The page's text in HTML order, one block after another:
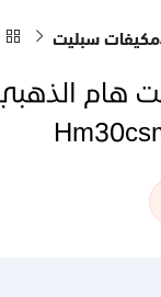
مكيفات سبليت